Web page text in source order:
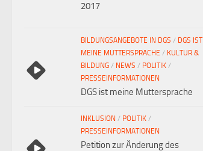
2017
BILDUNGSANGEBOTE IN DGS / DGS IST
MEINE MUTTERSPRACHE / KULTUR &
BILDUNG / NEWS / POLITIK /
PRESSEINFORMATIONEN
DGS ist meine Muttersprache
INKLUSION / POLITIK /
PRESSEINFORMATIONEN
Petition zur Änderung des